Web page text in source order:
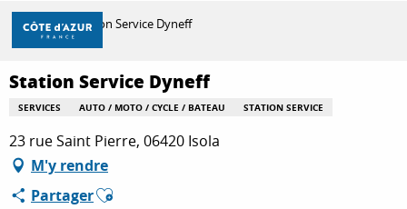
Aller
contenu
principal
DÉCOUVRIR
À FAIRE
Accueil Station Service Dyneff
Station Service Dyneff
SERVICES AUTO / MOTO / CYCLE / BATEAU STATION SERVICE
23 rue Saint Pierre, 06420 Isola
M'y rendre
PartagerAjouter aux favoris